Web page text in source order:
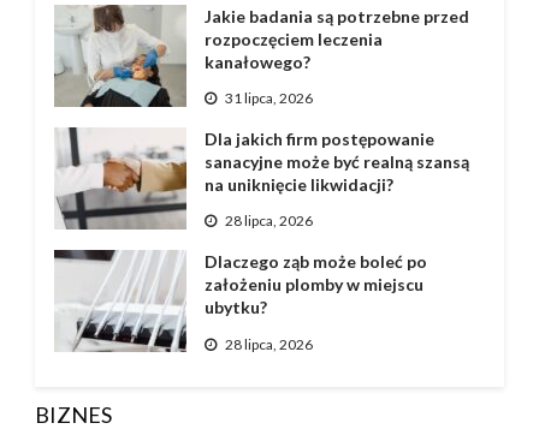
Jakie badania są potrzebne przed
rozpoczęciem leczenia
kanałowego?
31 lipca, 2026
Dla jakich firm postępowanie
sanacyjne może być realną szansą
na uniknięcie likwidacji?
28 lipca, 2026
Dlaczego ząb może boleć po
założeniu plomby w miejscu
ubytku?
28 lipca, 2026
BIZNES